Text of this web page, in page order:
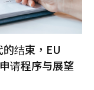
结束，EU
请程序与展望